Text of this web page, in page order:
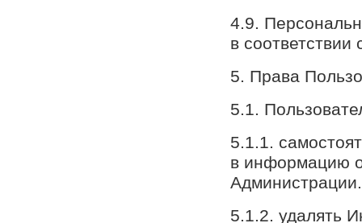
4.9.
в
5. Права
5.1.
5.1.1.
в информацию
Администрации.
5.1.2. удалять